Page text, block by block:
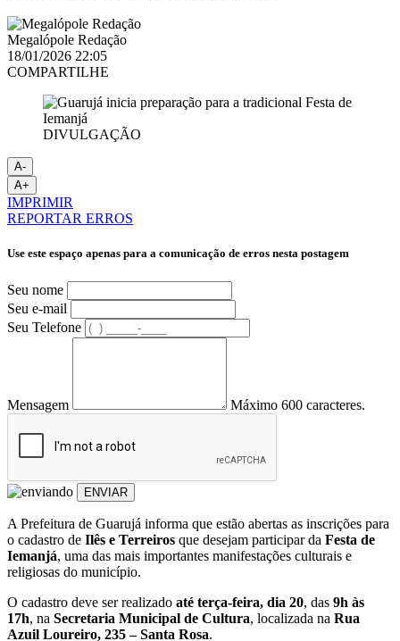
Megalópole Redação
18/01/2026 22:05
COMPARTILHE
DIVULGAÇÃO
A-
A+
IMPRIMIR
REPORTAR ERROS
Use este espaço apenas para a comunicação de erros nesta postagem
Seu nome
Seu e-mail
Seu Telefone
Mensagem Máximo 600 caracteres.
ENVIAR
A Prefeitura de Guarujá informa que estão abertas as inscrições para
o cadastro de Ilês e Terreiros que desejam participar da Festa de
Iemanjá, uma das mais importantes manifestações culturais e
religiosas do município.
O cadastro deve ser realizado até terça-feira, dia 20, das 9h às
17h, na Secretaria Municipal de Cultura, localizada na Rua
Azuil Loureiro, 235 – Santa Rosa.